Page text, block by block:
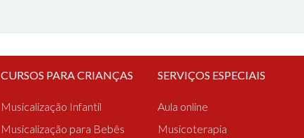
CURSOS PARA CRIANÇAS
Musicalização Infantil
Musicalização para Bebês
SERVIÇOS ESPECIAIS
Aula online
Musicoterapia